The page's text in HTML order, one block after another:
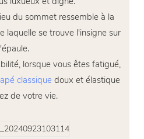
du sommet ressemble à la
laquelle se trouve l'insigne sur
lorsque vous êtes fatigué,
classique doux et élastique
de votre vie.